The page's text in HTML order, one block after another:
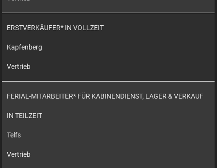
ERSTVERKÄUFER* IN VOLLZEIT
Kapfenberg
Vertrieb
FERIAL-MITARBEITER* FÜR KABINENDIENST, LAGER & VERKAUF
IN TEILZEIT
Telfs
Vertrieb